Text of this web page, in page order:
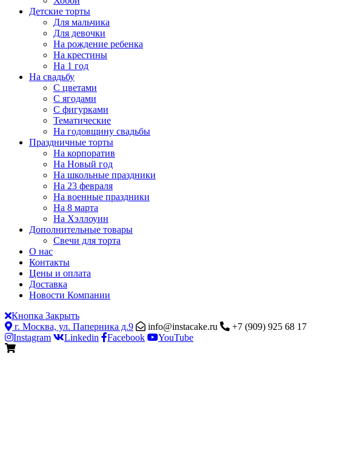
Детские торты
Для мальчика
Для девочки
На рождение ребенка
На крестины
На 1 год
На свадьбу
С цветами
С ягодами
С фигурками
Тематические
На годовщину свадьбы
Праздничные торты
На корпоратив
На Новый год
На школьные праздники
На 23 февраля
На военные праздники
На 8 марта
На Хэллоуин
Дополнительные товары
Свечи для торта
О нас
Контакты
Цены и оплата
Доставка
Новости Компании
Кнопка Закрыть
г. Москва, ул. Паперника д.9
info@instacake.ru
+7 (909) 925 68 17
Instagram
Linkedin Facebook YouTube